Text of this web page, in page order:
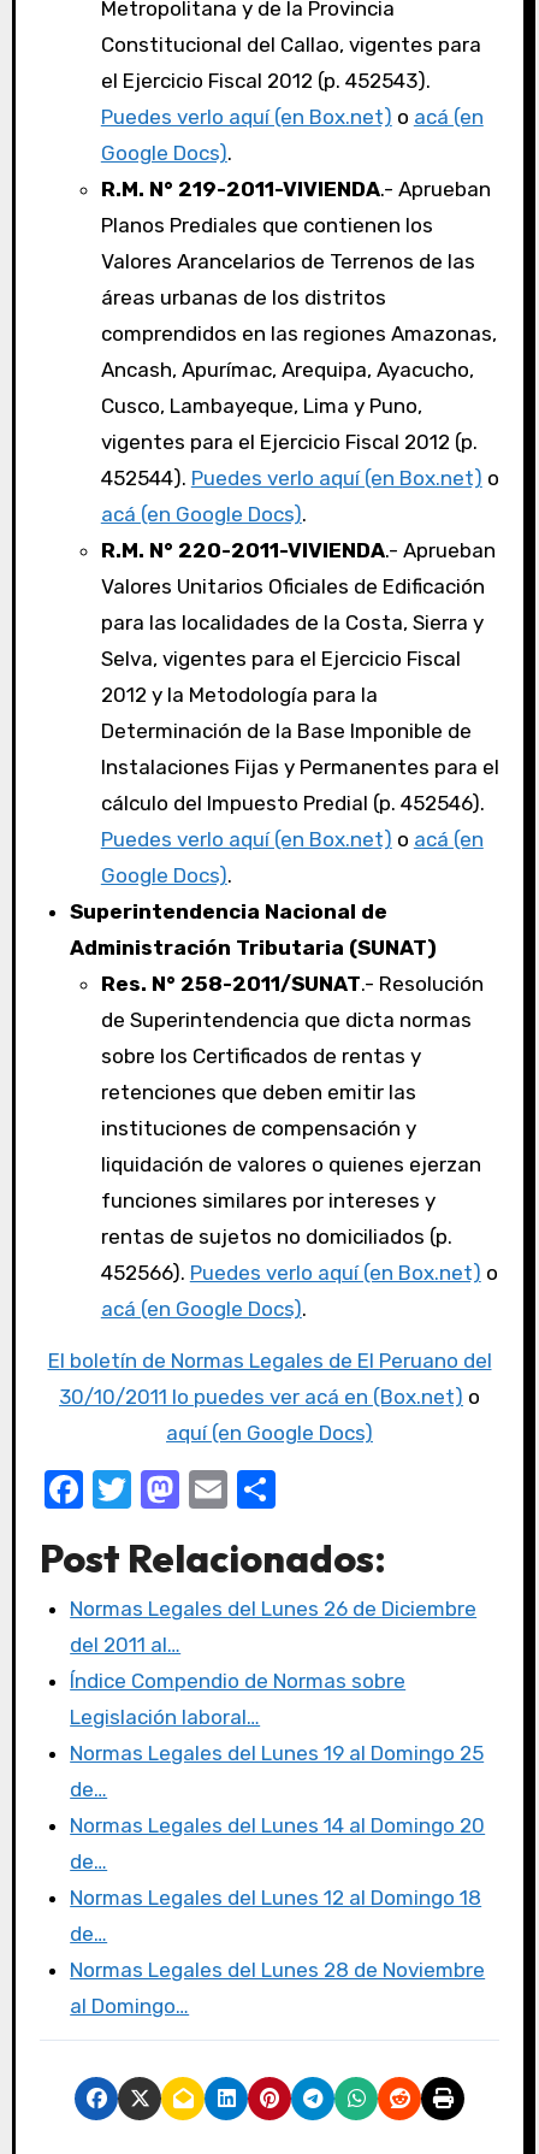
Metropolitana y de la Provincia
Constitucional del Callao, vigentes para
el Ejercicio Fiscal 2012 (p. 452543).
Puedes verlo aquí (en Box.net) o acá (en
Google Docs).
R.M. N° 219-2011-VIVIENDA.- Aprueban
Planos Prediales que contienen los
Valores Arancelarios de Terrenos de las
áreas urbanas de los distritos
comprendidos en las regiones Amazonas,
Ancash, Apurímac, Arequipa, Ayacucho,
Cusco, Lambayeque, Lima y Puno,
vigentes para el Ejercicio Fiscal 2012 (p.
452544). Puedes verlo aquí (en Box.net) o
acá (en Google Docs).
R.M. N° 220-2011-VIVIENDA.- Aprueban
Valores Unitarios Oficiales de Edificación
para las localidades de la Costa, Sierra y
Selva, vigentes para el Ejercicio Fiscal
2012 y la Metodología para la
Determinación de la Base Imponible de
Instalaciones Fijas y Permanentes para el
cálculo del Impuesto Predial (p. 452546).
Puedes verlo aquí (en Box.net) o acá (en
Google Docs).
Superintendencia Nacional de
Administración Tributaria (SUNAT)
Res. N° 258-2011/SUNAT.- Resolución
de Superintendencia que dicta normas
sobre los Certificados de rentas y
retenciones que deben emitir las
instituciones de compensación y
liquidación de valores o quienes ejerzan
funciones similares por intereses y
rentas de sujetos no domiciliados (p.
452566). Puedes verlo aquí (en Box.net) o
acá (en Google Docs).
El boletín de Normas Legales de El Peruano del
30/10/2011 lo puedes ver acá en (Box.net) o
aquí (en Google Docs)
F
c
e
b
o
o
k
T
it
te
r
M
st
o
d
o
n
E
ail
C
m
p
tir
Post Relacionados:
Normas Legales del Lunes 26 de Diciembre
del 2011 al…
Índice Compendio de Normas sobre
Legislación laboral…
Normas Legales del Lunes 19 al Domingo 25
de…
Normas Legales del Lunes 14 al Domingo 20
de…
Normas Legales del Lunes 12 al Domingo 18
de…
Normas Legales del Lunes 28 de Noviembre
al Domingo…